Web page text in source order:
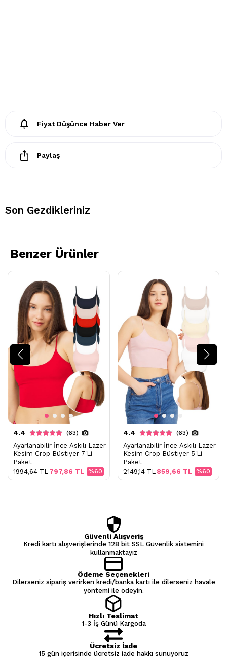
Fiyat Düşünce Haber Ver
Paylaş
Son Gezdikleriniz
Benzer Ürünler
4.4 (63)
Ayarlanabilir İnce Askılı Lazer
Kesim Crop Büstiyer 7'Li
Paket
%60
797,86 TL
1994,64 TL
4.4 (63)
Ayarlanabilir İnce Askılı Lazer
Kesim Crop Büstiyer 5'Li
Paket
%60
859,66 TL
2149,14 TL
Güvenli Alışveriş
Kredi kartı alışverişlerinde 128 bit SSL Güvenlik sistemini
kullanmaktayız
Ödeme Seçenekleri
Dilerseniz sipariş verirken kredi/banka kartı ile dilerseniz havale
yöntemi ile ödeyin.
Hızlı Teslimat
1-3 İş Günü Kargoda
Ücretsiz İade
15 gün içerisinde ücretsiz iade hakkı sunuyoruz